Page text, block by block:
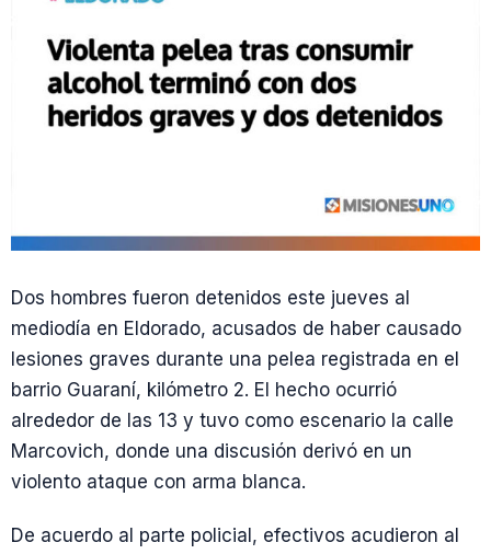
Dos hombres fueron detenidos este jueves al
mediodía en Eldorado, acusados de haber causado
lesiones graves durante una pelea registrada en el
barrio Guaraní, kilómetro 2. El hecho ocurrió
alrededor de las 13 y tuvo como escenario la calle
Marcovich, donde una discusión derivó en un
violento ataque con arma blanca.
De acuerdo al parte policial, efectivos acudieron al